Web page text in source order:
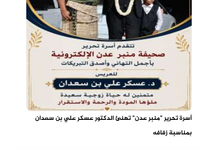
أسرة تحرير "منبر عدن" تهنئ الدكتور عسكر علي بن سعدان
بمناسبة زفافه